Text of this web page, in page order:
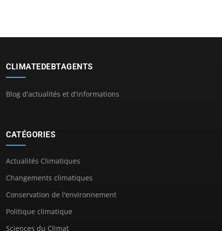
CLIMATEDEBTAGENTS
Blog d'actualités et d'informations
CATÉGORIES
Actualités Climatiques
Changements climatiques
Conservation de l'environnement
Politique climatique
Sciences du Climat